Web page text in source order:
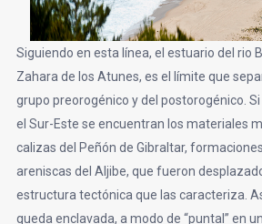
Siguiendo en esta línea, el estuario del rio
Zahara de los Atunes, es el límite que
grupo preorogénico y del postorogénico.
el Sur-Este se encuentran los materiales
calizas del Peñón de Gibraltar,
areniscas del Aljibe, que fueron
estructura tectónica que las caracteriza.
queda enclavada, a modo de “puntal” en